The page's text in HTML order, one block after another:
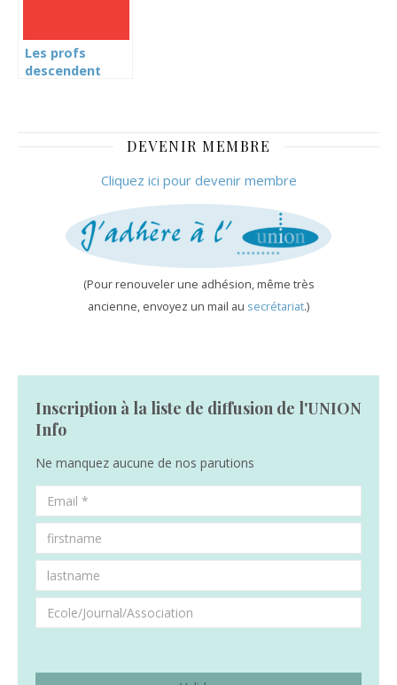
Les profs
descendent
DEVENIR MEMBRE
Cliquez ici pour devenir membre
(Pour renouveler une adhésion, même très
ancienne, envoyez un mail au secrétariat.)
Inscription à la liste de diffusion de l'UNION
Info
Ne manquez aucune de nos parutions